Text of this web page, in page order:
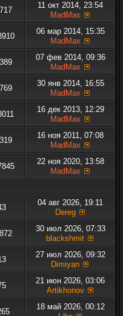
11 окт 2014, 23:54
MadMax
06 мар 2014, 15:35
MadMax
07 фев 2014, 09:36
MadMax
30 янв 2014, 16:55
MadMax
16 дек 2013, 12:29
MadMax
16 ноя 2011, 07:08
MadMax
22 ноя 2020, 13:58
MadMax
04 авг 2026, 19:11
Dereg
30 июл 2026, 07:33
blackshmit
27 июл 2026, 09:32
Dimiyan
21 июн 2026, 03:06
Artikhonov
18 май 2026, 00:12